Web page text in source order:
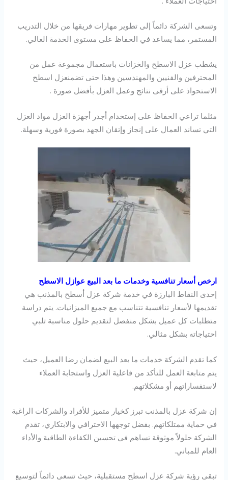
وتسعى الشركة دائماً إلى تطوير مهارات فريقها من خلال التدريب
المستمر، مما يساعد في الحفاظ على مستوى الخدمة العالي.
يشطب عزل الاسطح والخزانات باستعمال مجموعة عمل من
المحترفين والفنيين والمهندسين وهذا حتى تضمنعزل اسطح
الاستحواذ على أرقى نتائج وعمل العزل بأفضل صورة .
مثلما تراعي الحفاظ على إستخدام أجدر أجهزة العزل مواد العزل
التي تساند العمال على إنجاز وإتقان الجهد بصورة فورية وسهلة.
ارخص أسعار تنافسية وخدمات ما بعد البيع عوازل الاسطح
إحدى النقاط البارزة في خدمة شركة عزل أسطح بالمذنب هي
تقديمها لأسعار تنافسية تتناسب مع جميع الميزانيات. يتم دراسة
متطلبات كل عميل بشكل منفصل لتقديم حلول مناسبة تلبي
احتياجاته بشكل مثالي.
كما تقدم الشركة خدمات ما بعد البيع لضمان رضا العميل، حيث
يتم متابعة العمل للتأكد من فاعلية العزل واستجابة العملاء
لاستفساراتهم أو مشكلاتهم.
إن شركة عزل بالمذنب تبرز كخيار متميز للأفراد والشركات الراغبة
في حماية ممتلكاتهم. بفضل توجهها الاحترافي والابتكاري، تقدم
الشركة حلولاً موثوقة تساهم في تحسين الكفاءة الطاقية والأداء
العام للمباني.
تبقى رؤية شركة عزل اسطح مستقبلية، حيث تسعى دائماً لتوسيع